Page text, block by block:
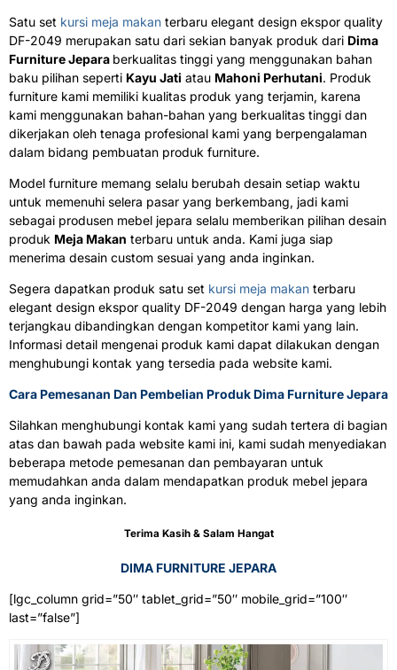
Satu set kursi meja makan terbaru elegant design ekspor quality
DF-2049 merupakan satu dari sekian banyak produk dari Dima
Furniture Jepara berkualitas tinggi yang menggunakan bahan
baku pilihan seperti Kayu Jati atau Mahoni Perhutani. Produk
furniture kami memiliki kualitas produk yang terjamin, karena
kami menggunakan bahan-bahan yang berkualitas tinggi dan
dikerjakan oleh tenaga profesional kami yang berpengalaman
dalam bidang pembuatan produk furniture.
Model furniture memang selalu berubah desain setiap waktu
untuk memenuhi selera pasar yang berkembang, jadi kami
sebagai produsen mebel jepara selalu memberikan pilihan desain
produk Meja Makan terbaru untuk anda. Kami juga siap
menerima desain custom sesuai yang anda inginkan.
Segera dapatkan produk satu set kursi meja makan terbaru
elegant design ekspor quality DF-2049 dengan harga yang lebih
terjangkau dibandingkan dengan kompetitor kami yang lain.
Informasi detail mengenai produk kami dapat dilakukan dengan
menghubungi kontak yang tersedia pada website kami.
Cara Pemesanan Dan Pembelian Produk Dima Furniture Jepara
Silahkan menghubungi kontak kami yang sudah tertera di bagian
atas dan bawah pada website kami ini, kami sudah menyediakan
beberapa metode pemesanan dan pembayaran untuk
memudahkan anda dalam mendapatkan produk mebel jepara
yang anda inginkan.
Terima Kasih & Salam Hangat
DIMA FURNITURE JEPARA
[lgc_column grid=”50″ tablet_grid=”50″ mobile_grid=”100″
last=”false”]